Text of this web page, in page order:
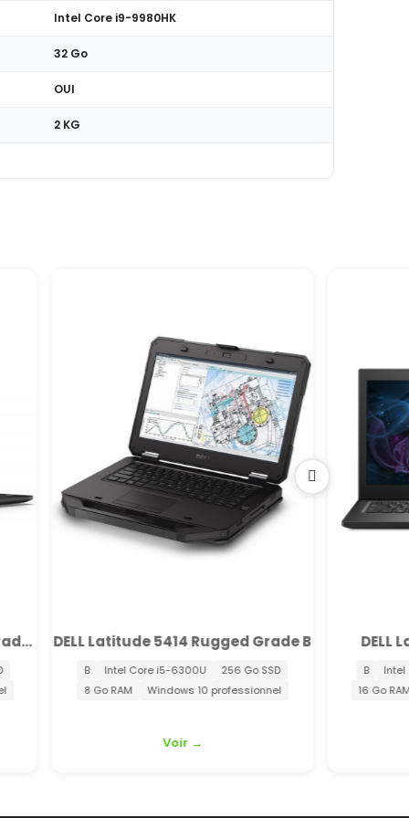
Intel Core i9-9980HK
32 Go
OUI
2 KG
Grade B
SSD
DELL Latitude 7290 Grade B
B Intel Core i7-8650U
512 Go SSD
16 Go RAM
Windows 10 professionnel
Voir →